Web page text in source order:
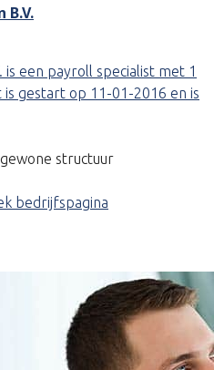
B.V.
is een payroll specialist met 1
gestart op 11-01-2016 en is
structuur
bedrijfspagina